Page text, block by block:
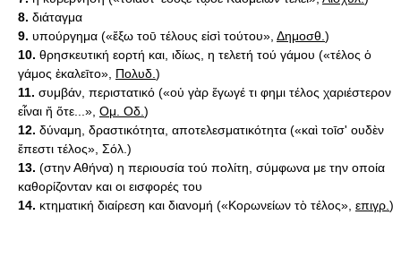
8. διάταγμα
9. υπούργημα («ἔξω τοῡ τέλους εἰσὶ τούτου», Δημοσθ. )
10. θρησκευτική εορτή και, ιδίως, η τελετή τού γάμου («τέλος ὁ
γάμος ἐκαλεῑτο», Πολυδ. )
11. συμβάν, περιστατικό («οὐ γὰρ ἔγωγέ τι φημι τέλος χαριέστερον
εἶναι ἤ ὅτε...», Ομ. Οδ. )
12. δύναμη, δραστικότητα, αποτελεσματικότητα («καὶ τοῑσ' ουδὲν
ἔπεστι τέλος», Σόλ.)
13. (στην Αθήνα) η περιουσία τού πολίτη, σύμφωνα με την οποία
καθορίζονταν και οι εισφορές του
14. κτηματική διαίρεση και διανομή («Κορωνείων τὸ τέλος», επιγρ. )